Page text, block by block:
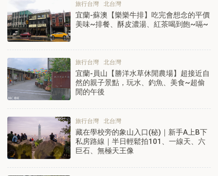
旅行台灣 北台灣
宜蘭-蘇澳【樂樂牛排】吃完會想念的平價
美味~排餐、酥皮濃湯、紅茶喝到飽~嗝~
旅行台灣 北台灣
宜蘭-員山【勝洋水草休閒農場】超接近自
然的親子景點，玩水、釣魚、美食~超偷
閒的午後
旅行台灣 北台灣
藏在學校旁的象山入口(秘)｜新手A上B下
私房路線｜半日輕鬆拍101、一線天、六
巨石、無極天王像